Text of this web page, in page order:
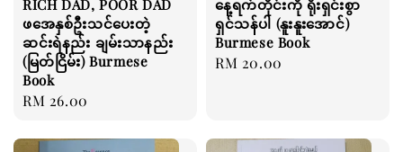
RICH DAD, POOR DAD
ဖအေနှစ်ဦးသင်ပေးတဲ့
ဆင်းရဲနည်း ချမ်းသာနည်း
(မြတ်ငြိမ်း) Burmese
Book
Regular
RM 26.00
နေ့ရက်တိုင်းကို ရိုးရှင်းစွာ
ရှင်သန်ပါ (နူးနူးအောင်)
Burmese Book
Regular
RM 20.00